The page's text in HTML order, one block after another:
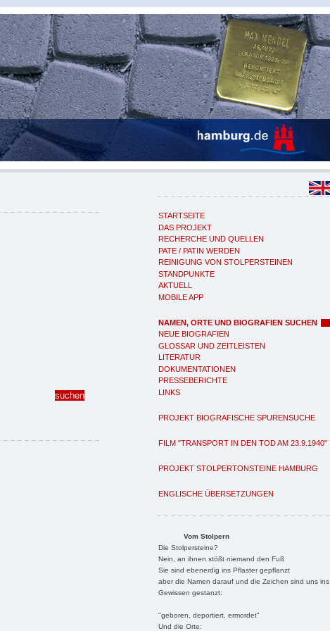
STARTSEITE
DAS PROJEKT
RECHERCHE UND QUELLEN
PATE / PATIN WERDEN
REINIGUNG VON STOLPERSTEINEN
STANDPUNKTE
AKTUELL
MOBILE APP
NAMEN, ORTE UND BIOGRAFIEN SUCHEN
NEUE BIOGRAFIEN
GLOSSAR UND ZEITLEISTEN
LITERATUR
DOKUMENTATIONEN
PRESSEBERICHTE
LINKS
PROJEKT BIOGRAFISCHE SPURENSUCHE
FILM "TRANSPORT IN DEN TOD AM 23.9.1940"
PROJEKT STOLPERTONSTEINE HAMBURG
ENGLISCHE ÜBERSETZUNGEN
Vom Stolpern
Die Stolpersteine?
Nein, an ihnen stößt niemand den Fuß
Sie sind ebenerdig ins Pflaster gepflanzt
aber die Namen darauf und die Zeichen sind uns ins
Gewissen gestanzt:
"geboren, deportiert, ermordet"
Und die Orte: